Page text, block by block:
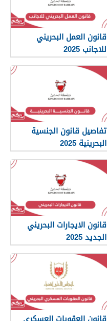
قانون العمل البحريني
للاجانب 2025
تفاصيل قانون الجنسية
البحرينية 2025
قانون الايجارات البحريني
الجديد 2025